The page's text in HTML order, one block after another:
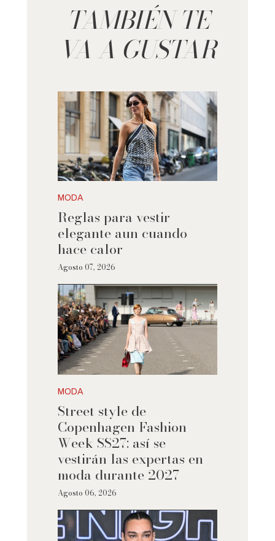
TAMBIÉN TE
VA A GUSTAR
MODA
Reglas para vestir
elegante aun cuando
hace calor
Agosto 07, 2026
MODA
Street style de
Copenhagen Fashion
Week SS27: así se
vestirán las expertas en
moda durante 2027
Agosto 06, 2026